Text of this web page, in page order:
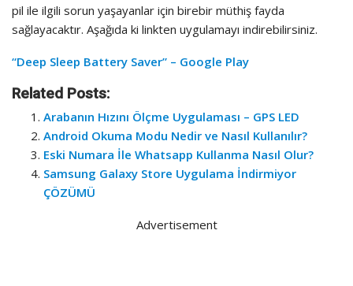
pil ile ilgili sorun yaşayanlar için birebir müthiş fayda
sağlayacaktır. Aşağıda ki linkten uygulamayı indirebilirsiniz.
“Deep Sleep Battery Saver” – Google Play
Related Posts:
Arabanın Hızını Ölçme Uygulaması – GPS LED
Android Okuma Modu Nedir ve Nasıl Kullanılır?
Eski Numara İle Whatsapp Kullanma Nasıl Olur?
Samsung Galaxy Store Uygulama İndirmiyor
ÇÖZÜMÜ
Advertisement